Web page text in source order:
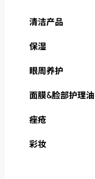
清洁产品
保湿
眼周养护
面膜&脸部护理油
痤疮
彩妆